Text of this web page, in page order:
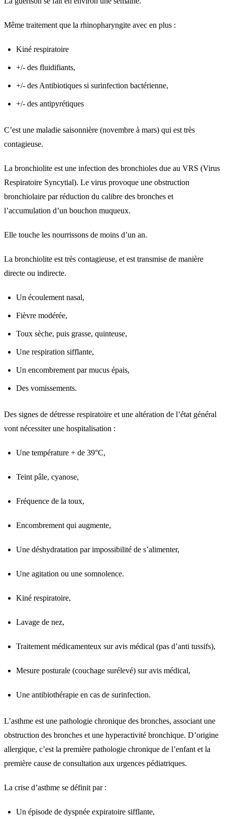
Même traitement que la rhinopharyngite avec en plus :
Kiné respiratoire
+/- des fluidifiants,
+/- des Antibiotiques si surinfection bactérienne,
+/- des antipyrétiques
C’est une maladie saisonnière (novembre à mars) qui est très
contagieuse.
La bronchiolite est une infection des bronchioles due au VRS (Virus
Respiratoire Syncytial). Le virus provoque une obstruction
bronchiolaire par réduction du calibre des bronches et
l’accumulation d’un bouchon muqueux.
Elle touche les nourrissons de moins d’un an.
La bronchiolite est très contagieuse, et est transmise de manière
directe ou indirecte.
Un écoulement nasal,
Fièvre modérée,
Toux sèche, puis grasse, quinteuse,
Une respiration sifflante,
Un encombrement par mucus épais,
Des vomissements.
Des signes de détresse respiratoire et une altération de l’état général
vont nécessiter une hospitalisation :
Une température + de 39°C,
Teint pâle, cyanose,
Fréquence de la toux,
Encombrement qui augmente,
Une déshydratation par impossibilité de s’alimenter,
Une agitation ou une somnolence.
Kiné respiratoire,
Lavage de nez,
Traitement médicamenteux sur avis médical (pas d’anti tussifs),
Mesure posturale (couchage surélevé) sur avis médical,
Une antibiothérapie en cas de surinfection.
L’asthme est une pathologie chronique des bronches, associant une
obstruction des bronches et une hyperactivité bronchique. D’origine
allergique, c’est la première pathologie chronique de l’enfant et la
première cause de consultation aux urgences pédiatriques.
La crise d’asthme se définit par :
Un épisode de dyspnée expiratoire sifflante,